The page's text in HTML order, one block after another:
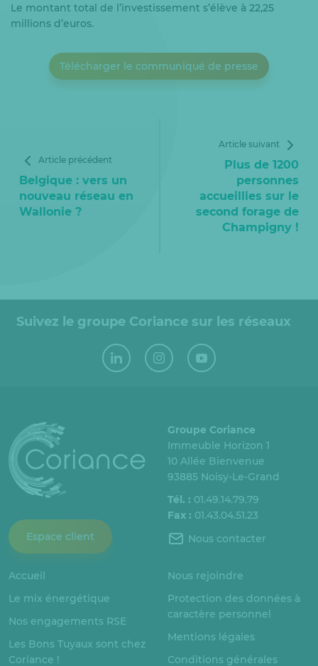
Le montant total de l’investissement s’élève à 22,25
millions d’euros.
Télécharger le communiqué de presse
Article précédent
Belgique : vers un
nouveau réseau en
Wallonie ?
Article suivant
Plus de 1200
personnes
accueillies sur le
second forage de
Champigny !
Suivez le groupe Coriance sur les réseaux
Espace client
Groupe Coriance
Immeuble Horizon 1
10 Allée Bienvenue
93885 Noisy-Le-Grand
Tél. : 01.49.14.79.79
Fax : 01.43.04.51.23
Nous contacter
Accueil
Le mix énergétique
Nos engagements RSE
Les Bons Tuyaux sont chez
Coriance !
Nous rejoindre
Protection des données à
caractère personnel
Mentions légales
Conditions générales